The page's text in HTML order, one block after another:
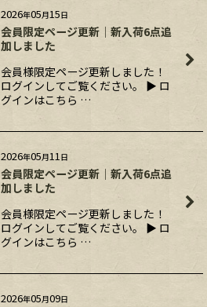
2026年05月15日
会員限定ページ更新｜新入荷6点追
加しました
会員様限定ページ更新しました！
ログインしてご覧ください。 ▶ ロ
グインはこちら …
2026年05月11日
会員限定ページ更新｜新入荷6点追
加しました
会員様限定ページ更新しました！
ログインしてご覧ください。 ▶ ロ
グインはこちら …
2026年05月09日